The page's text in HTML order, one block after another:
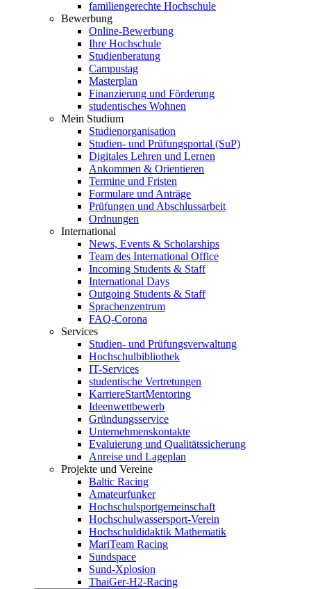
familiengerechte Hochschule
Bewerbung
Online-Bewerbung
Ihre Hochschule
Studienberatung
Campustag
Masterplan
Finanzierung und Förderung
studentisches Wohnen
Mein Studium
Studienorganisation
Studien- und Prüfungsportal (SuP)
Digitales Lehren und Lernen
Ankommen & Orientieren
Termine und Fristen
Formulare und Anträge
Prüfungen und Abschlussarbeit
Ordnungen
International
News, Events & Scholarships
Team des International Office
Incoming Students & Staff
International Days
Outgoing Students & Staff
Sprachenzentrum
FAQ-Corona
Services
Studien- und Prüfungsverwaltung
Hochschulbibliothek
IT-Services
studentische Vertretungen
KarriereStartMentoring
Ideenwettbewerb
Gründungsservice
Unternehmenskontakte
Evaluierung und Qualitätssicherung
Anreise und Lageplan
Projekte und Vereine
Baltic Racing
Amateurfunker
Hochschulsportgemeinschaft
Hochschulwassersport-Verein
Hochschuldidaktik Mathematik
MariTeam Racing
Sundspace
Sund-Xplosion
ThaiGer-H2-Racing